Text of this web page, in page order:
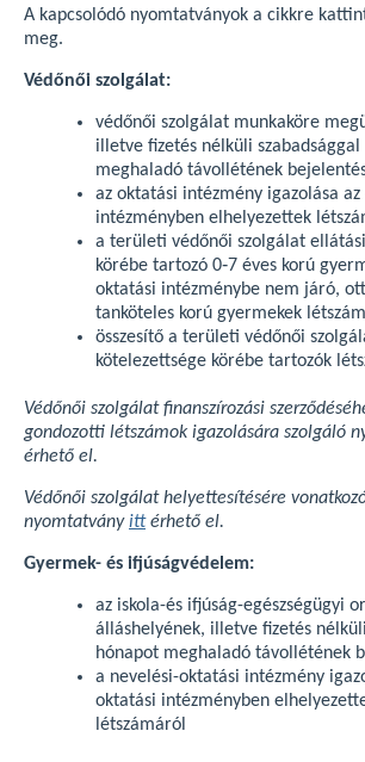
A kapcsolódó nyomtatványok a cikkre
meg.
Védőnői szolgálat:
védőnői szolgálat munkaköre
illetve fizetés nélküli
meghaladó távollétének
az oktatási intézmény igazolása az
intézményben elhelyezettek
a területi védőnői szolgálat
körébe tartozó 0‐7 éves korú
oktatási intézménybe nem járó,
tanköteles korú gyermekek
összesítő a területi védőnői
kötelezettsége körébe tartozók
Védőnői szolgálat finanszírozási
gondozotti létszámok igazolására szolgáló
érhető el.
Védőnői szolgálat helyettesítésére
nyomtatványittérhető el.
Gyermek- és ifjúságvédelem:
az iskola-és ifjúság-egészségügyi
álláshelyének, illetve fizetés
hónapot meghaladó távollétének
a nevelési-oktatási intézmény
oktatási intézményben
létszámáról